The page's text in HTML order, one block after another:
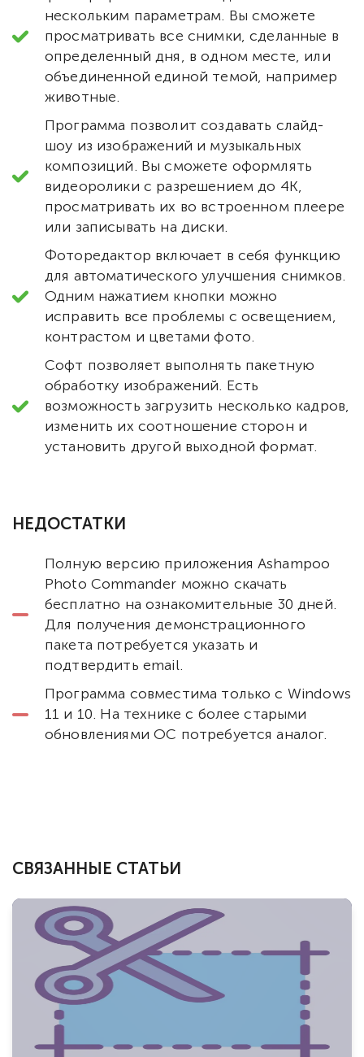
нескольким параметрам. Вы сможете
просматривать все снимки, сделанные в
определенный дня, в одном месте, или
объединенной единой темой, например
животные.
Программа позволит создавать слайд-
шоу из изображений и музыкальных
композиций. Вы сможете оформлять
видеоролики с разрешением до 4К,
просматривать их во встроенном плеере
или записывать на диски.
Фоторедактор включает в себя функцию
для автоматического улучшения снимков.
Одним нажатием кнопки можно
исправить все проблемы с освещением,
контрастом и цветами фото.
Софт позволяет выполнять пакетную
обработку изображений. Есть
возможность загрузить несколько кадров,
изменить их соотношение сторон и
установить другой выходной формат.
НЕДОСТАТКИ
Полную версию приложения Ashampoo
Photo Commander можно скачать
бесплатно на ознакомительные 30 дней.
Для получения демонстрационного
пакета потребуется указать и
подтвердить email.
Программа совместима только с Windows
11 и 10. На технике с более старыми
обновлениями ОС потребуется аналог.
СВЯЗАННЫЕ СТАТЬИ